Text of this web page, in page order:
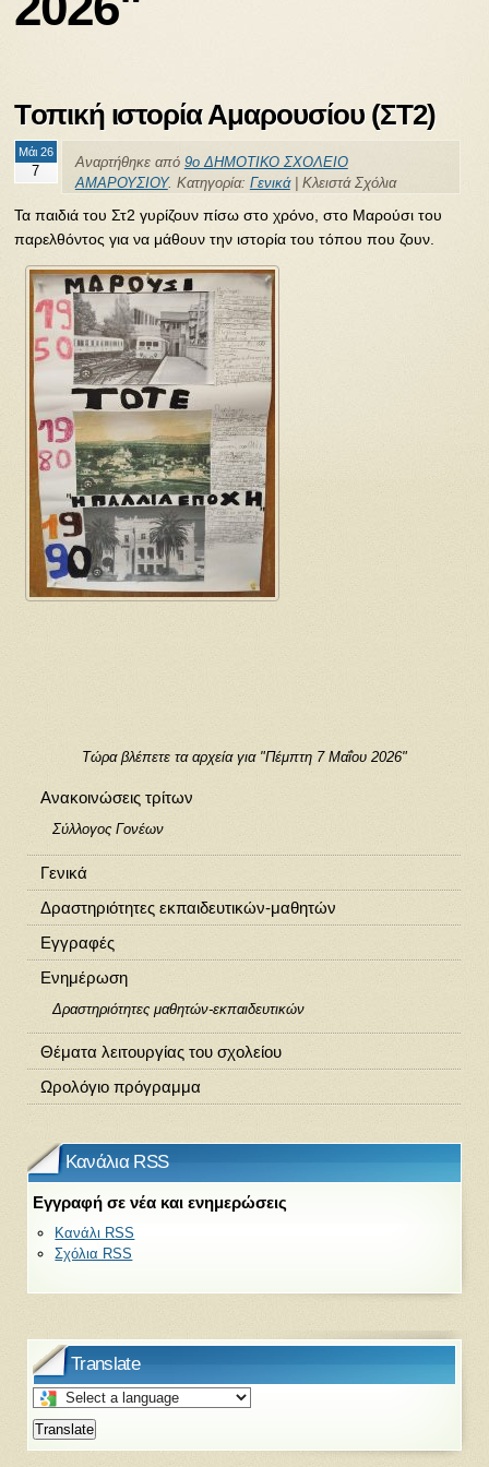
Tοπική ιστορία Αμαρουσίου (ΣΤ2)
Μάι 26
7
Αναρτήθηκε από 9ο ΔΗΜΟΤΙΚΟ ΣΧΟΛΕΙΟ
ΑΜΑΡΟΥΣΙΟΥ. Κατηγορία: Γενικά| Κλειστά Σχόλια
Τα παιδιά του Στ2 γυρίζουν πίσω στο χρόνο, στο Μαρούσι του
παρελθόντος για να μάθουν την ιστορία του τόπου που ζουν.
Τώρα βλέπετε τα αρχεία για "Πέμπτη 7 Μαΐου 2026"
Ανακοινώσεις τρίτων
Σύλλογος Γονέων
Γενικά
Δραστηριότητες εκπαιδευτικών-μαθητών
Εγγραφές
Ενημέρωση
Δραστηριότητες μαθητών-εκπαιδευτικών
Θέματα λειτουργίας του σχολείου
Ωρολόγιο πρόγραμμα
Κανάλια RSS
Εγγραφή σε νέα και ενημερώσεις
Κανάλι RSS
Σχόλια RSS
Translate
Select
a
language
Translate